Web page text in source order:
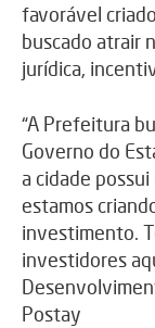
favorável
buscado atrair
jurídica,
“A Prefeitura
Governo do
a cidade
estamos
investimento.
investidores
Postay